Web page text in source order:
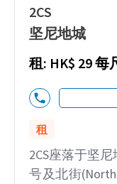
2CS
坚尼地城
租: HK$ 29 每
租
2CS座落于坚
号及北街